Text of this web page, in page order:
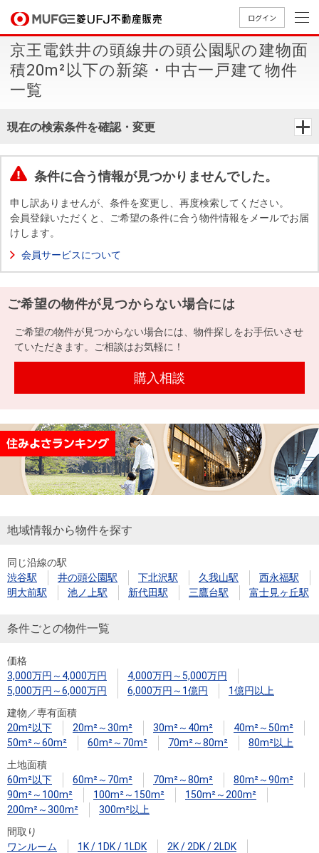
ログイン
買いたいTOP
マン
ショ
探す
中古
建て
を探
投
物
件
を
探
事業
探す
サービス
ンシミュ
レーショ
ラス（お
役立ちコ
税金の本
（電子ブ
ック）
売りたいTOP
料
査
相
売却
時手
試算
売却向け
サービス
周辺相場
検索
住まい1プ
ラス（お
住まいと
暮らしの
税金の本
（電子ブ
ド
店舗案内TOP
店舗のご
案内（首
都圏）
古屋）
西）
会社情報TOP
ごあいさ
つ
ョン
覧
沿革
本社地
図
ニュース
ック版）
採用情報TOP
新卒採用
情報
買いたい
売りたい
会社情報
採用情報
法人のお客さま
提携企業にお勤めの方
会員ページ
京王電鉄井の頭線井の頭公園駅の建物面
積20m²以下の新築・中古一戸建て物件
一覧
現在の検索条件を確認・変更
条件に合う情報が見つかりませんでした。
申し訳ありませんが、条件を変更し、再度検索してください。
会員登録いただくと、ご希望の条件に合う物件情報をメールでお届
けします。
会員サービスについて
ご希望の物件が見つからない場合には
ご希望の物件が見つからない場合には、物件探しをお手伝いさせ
ていただきます。ご相談はお気軽に！
購入相談
地域情報から物件を探す
同じ沿線の駅
渋谷駅
井の頭公園駅 下北沢駅 久我山駅
西永福駅
明大前駅
池ノ上駅 新代田駅 三鷹台駅 富士見ヶ丘駅
条件ごとの物件一覧
価格
3,000万円～4,000万円
4,000万円～5,000万円
5,000万円～6,000万円
6,000万円～1億円
1億円以上
建物／専有面積
20m²以下
20m²～30m² 30m²～40m²
40m²～50m²
50m²～60m²
60m²～70m² 70m²～80m²
80m²以上
土地面積
60m²以下
60m²～70m² 70m²～80m²
80m²～90m²
90m²～100m²
100m²～150m²
150m²～200m²
200m²～300m²
300m²以上
間取り
ワンルーム
1K / 1DK / 1LDK
2K / 2DK / 2LDK